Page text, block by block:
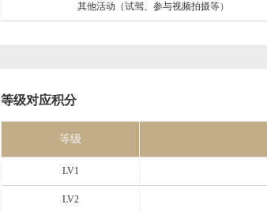
其他活动（试驾、参与视频拍摄等）
等级对应积分
等级
LV1
LV2